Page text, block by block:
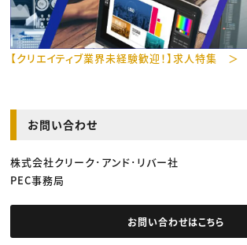
【クリエイティブ業界未経験歓迎！】求人特集 ＞
お問い合わせ
株式会社クリーク･アンド･リバー社
PEC事務局
お問い合わせはこちら